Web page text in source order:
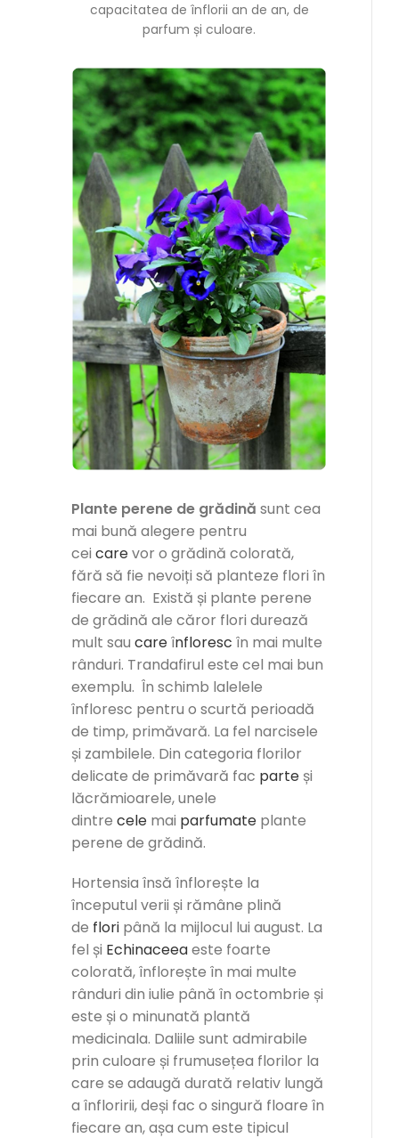
capacitatea de înflorii an de an, de
parfum și culoare.
Plante perene de grădină sunt cea
mai bună alegere pentru
cei carevor o grădină colorată,
fără să fie nevoiți să planteze flori în
fiecare an. Există și plante perene
de grădină ale căror flori durează
mult sau careînfloresc în mai multe
rânduri. Trandafirul este cel mai bun
exemplu. În schimb lalelele
înfloresc pentru o scurtă perioadă
de timp, primăvară. La fel narcisele
și zambilele. Din categoria florilor
delicate de primăvară fac parte și
lăcrămioarele, unele
dintre cele mai parfumate plante
perene de grădină.
Hortensia însă înflorește la
începutul verii și rămâne plină
de flori până la mijlocul lui august. La
fel și Echinaceeaeste foarte
colorată, înflorește în mai multe
rânduri din iulie până în octombrie și
este și o minunată plantă
medicinala. Daliile sunt admirabile
prin culoare și frumusețea florilor la
care se adaugă durată relativ lungă
a înfloririi, deși fac o singură floare în
fiecare an, așa cum este tipicul